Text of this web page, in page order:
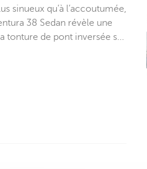
sinueux qu’à l’accoutumée,
38 Sedan révèle une
tonture de pont inversée s...